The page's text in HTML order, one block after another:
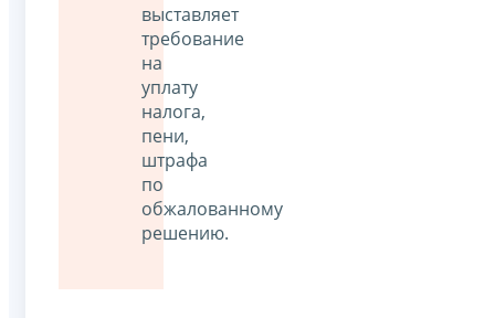
выставляет
требование
на
уплату
налога,
пени,
штрафа
по
обжалованному
решению.